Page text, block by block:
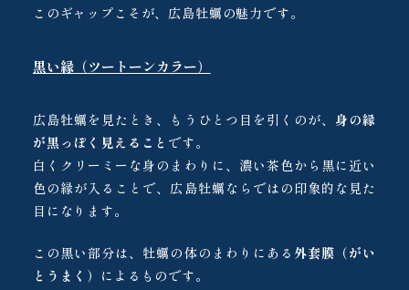
このギャップこそが、広島牡蠣の魅力です。
黒い縁（ツートーンカラー）
広島牡蠣を見たとき、もうひとつ目を引くのが、 身の縁
が黒っぽく見えること です。
白くクリーミーな身のまわりに、濃い茶色から黒に近い
色の縁が入ることで、広島牡蠣ならではの印象的な見た
目になります。
この黒い部分は、牡蠣の体のまわりにある 外套膜（がい
とうまく） によるものです。